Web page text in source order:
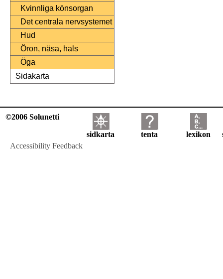
Kvinnliga könsorgan
Det centrala nervsystemet
Hud
Öron, näsa, hals
Öga
Sidakarta
©2006 Solunetti
sidkarta tenta lexikon
Accessibility Feedback